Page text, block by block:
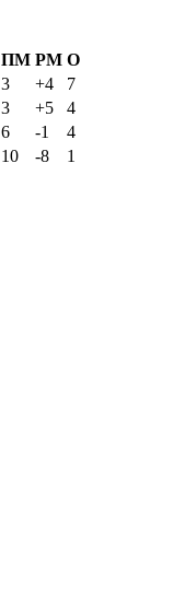
ПМ РМ О
3 +4
7
3 +5
4
6 -1
4
10 -8
1